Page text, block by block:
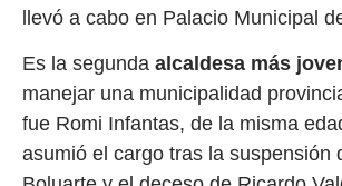
llevó a cabo en Palacio Municipal
Es la segunda alcaldesa más
manejar una municipalidad
fue Romi Infantas, de la misma
asumió el cargo tras la suspensión